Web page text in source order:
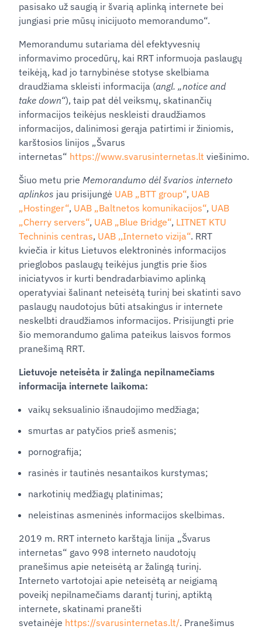
pasisako už saugią ir švarią aplinką internete bei
jungiasi prie mūsų inicijuoto memorandumo“.
Memorandumu sutariama dėl efektyvesnių
informavimo procedūrų, kai RRT informuoja paslaugų
teikėją, kad jo tarnybinėse stotyse skelbiama
draudžiama skleisti informacija (angl. „notice and
take down“), taip pat dėl veiksmų, skatinančių
informacijos teikėjus neskleisti draudžiamos
informacijos, dalinimosi gerąja patirtimi ir žiniomis,
karštosios linijos „Švarus
internetas“ https://www.svarusinternetas.lt viešinimo.
Šiuo metu prie Memorandumo dėl švarios interneto
aplinkos jau prisijungė UAB „BTT group“, UAB
„Hostinger“, UAB „Baltnetos komunikacijos“, UAB
„Cherry servers“, UAB „Blue Bridge“, LITNET KTU
Techninis centras, UAB ,,Interneto vizija“. RRT
kviečia ir kitus Lietuvos elektroninės informacijos
prieglobos paslaugų teikėjus jungtis prie šios
iniciatyvos ir kurti bendradarbiavimo aplinką
operatyviai šalinant neteisėtą turinį bei skatinti savo
paslaugų naudotojus būti atsakingus ir internete
neskelbti draudžiamos informacijos. Prisijungti prie
šio memorandumo galima pateikus laisvos formos
pranešimą RRT.
Lietuvoje neteisėta ir žalinga nepilnamečiams
informacija internete laikoma:
vaikų seksualinio išnaudojimo medžiaga;
smurtas ar patyčios prieš asmenis;
pornografija;
rasinės ir tautinės nesantaikos kurstymas;
narkotinių medžiagų platinimas;
neleistinas asmeninės informacijos skelbimas.
2019 m. RRT interneto karštąja linija „Švarus
internetas“ gavo 998 interneto naudotojų
pranešimus apie neteisėtą ar žalingą turinį.
Interneto vartotojai apie neteisėtą ar neigiamą
poveikį nepilnamečiams darantį turinį, aptiktą
internete, skatinami pranešti
svetainėje https://svarusinternetas.lt/. Pranešimus